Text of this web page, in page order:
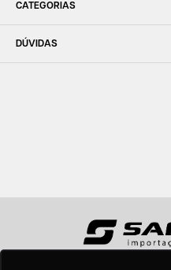
CATEGORIAS
DÚVIDAS